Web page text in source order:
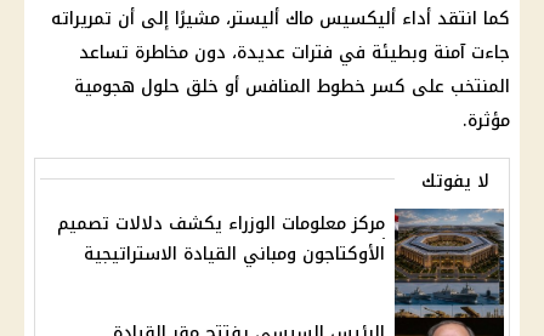
كما انتقد أداء أليكسيس ماك أليستر، مشيرًا إلى أن تمريراته
جاءت آمنة وبطيئة في فترات عديدة، دون مخاطرة تساعد
المنتخب على كسر خطوط المنافس أو خلق حلول هجومية
مؤثرة.
لا يفوتك
مركز معلومات الوزراء يكشف دلالات تصميم
الأوكتاجون ومباني القيادة الاستراتيجية